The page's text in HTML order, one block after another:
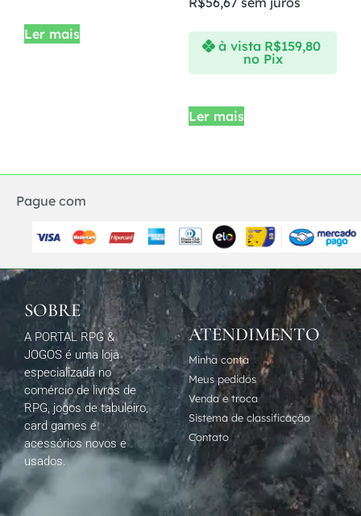
Ler mais
à vista R$159,80
no Pix
Ler mais
Pague com
SOBRE
A PORTAL RPG &
JOGOS é uma loja
especializada no
comércio de livros de
RPG, jogos de tabuleiro,
card games e
acessórios novos e
usados.
ATENDIMENTO
Minha conta
Meus pedidos
Venda e troca
Sistema de classificação
Contato